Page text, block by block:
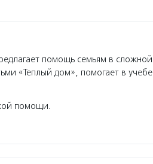
помощь семьям в сложной
«Теплый дом», помогает в учебе
помощи.